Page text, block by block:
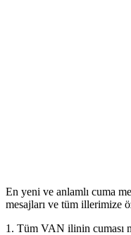
En yeni ve anlamlı cuma
mesajları ve tüm illerimize
1. Tüm VAN ilinin cuması